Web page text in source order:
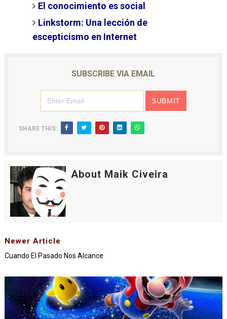
El conocimiento es social
Linkstorm: Una lección de
escepticismo en Internet
SUBSCRIBE VIA EMAIL
SHARE THIS:
About Maik Civeira
Newer Article
Cuando El Pasado Nos Alcance